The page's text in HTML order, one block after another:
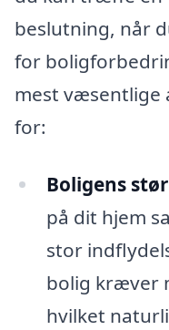
beslutning, når
for
mest væsentlige
for:
Boligens
på dit hjem
stor
bolig kræver
hvilket